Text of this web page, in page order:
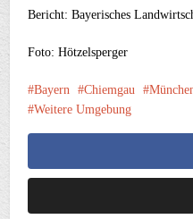
Bericht: Bayerisches
Foto: Hötzelsperger
Bayern Chiemgau
Weitere Umgebung